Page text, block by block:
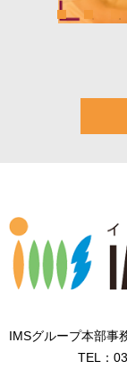
IMSグループ本部
TEL：